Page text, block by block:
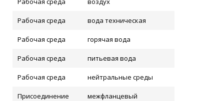
Рабочая среда вода техническая
Рабочая среда горячая вода
Рабочая среда питьевая вода
Рабочая среда нейтральные среды
Присоединение межфланцевый